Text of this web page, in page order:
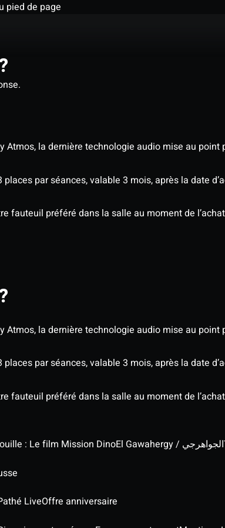
pied de page
Atmos, la dernière technologie audio mise au
par séances, valable 3 mois, après la date
fauteuil préféré dans la salle au moment de
Atmos, la dernière technologie audio mise au
par séances, valable 3 mois, après la date
fauteuil préféré dans la salle au moment de
: Le film Mission Dino El Gawahergy / الجواهرجي
LiveOffre anniversaire